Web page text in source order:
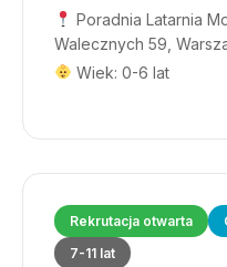
Poradnia Latarnia
Walecznych 59,
Wiek: 0-6 lat
Rekrutacja otwarta
7-11 lat